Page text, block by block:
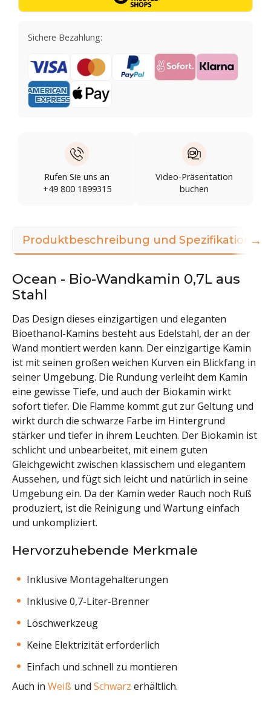
Sichere Bezahlung:
Rufen Sie uns an
+49 800 1899315
Video-Präsentation
buchen
Produktbeschreibung und Spezifikationen
Ocean - Bio-Wandkamin 0,7L aus
Stahl
Das Design dieses einzigartigen und eleganten
Bioethanol-Kamins besteht aus Edelstahl, der an der
Wand montiert werden kann. Der einzigartige Kamin
ist mit seinen großen weichen Kurven ein Blickfang in
seiner Umgebung. Die Rundung verleiht dem Kamin
eine gewisse Tiefe, und auch der Biokamin wirkt
sofort tiefer. Die Flamme kommt gut zur Geltung und
wirkt durch die schwarze Farbe im Hintergrund
stärker und tiefer in ihrem Leuchten. Der Biokamin ist
schlicht und unbearbeitet, mit einem guten
Gleichgewicht zwischen klassischem und elegantem
Aussehen, und fügt sich leicht und natürlich in seine
Umgebung ein. Da der Kamin weder Rauch noch Ruß
produziert, ist die Reinigung und Wartung einfach
und unkompliziert.
Hervorzuhebende Merkmale
Inklusive Montagehalterungen
Inklusive 0,7-Liter-Brenner
Löschwerkzeug
Keine Elektrizität erforderlich
Einfach und schnell zu montieren
Auch in Weiß und Schwarz erhältlich.
→